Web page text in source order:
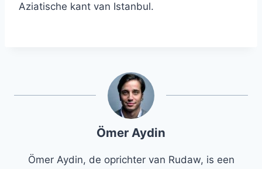
Aziatische kant van Istanbul.
Ömer Aydin
Ömer Aydin, de oprichter van Rudaw, is een